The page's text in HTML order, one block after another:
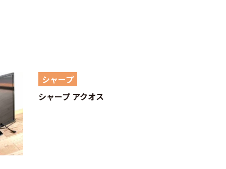
シャープ
シャープ アクオス